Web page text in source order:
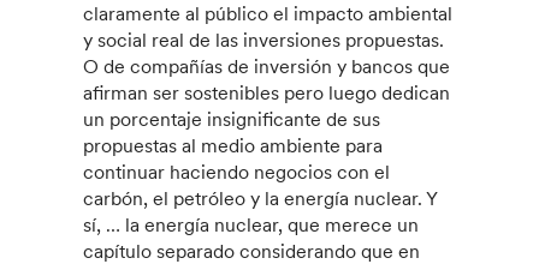
claramente al público el impacto ambiental
y social real de las inversiones propuestas.
O de compañías de inversión y bancos que
afirman ser sostenibles pero luego dedican
un porcentaje insignificante de sus
propuestas al medio ambiente para
continuar haciendo negocios con el
carbón, el petróleo y la energía nuclear. Y
sí, … la energía nuclear, que merece un
capítulo separado considerando que en